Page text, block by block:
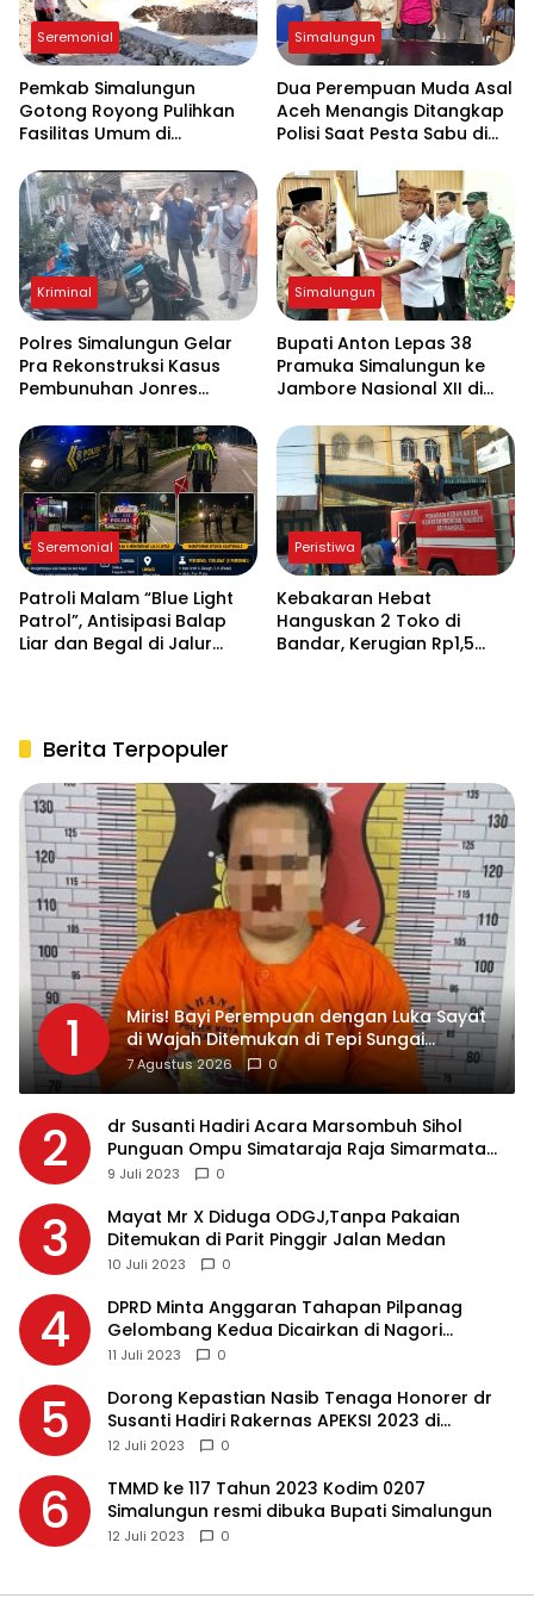
Seremonial
Pemkab Simalungun
Gotong Royong Pulihkan
Fasilitas Umum di
Simalungun
Dua Perempuan Muda Asal
Aceh Menangis Ditangkap
Polisi Saat Pesta Sabu di
Kriminal
Polres Simalungun Gelar
Pra Rekonstruksi Kasus
Pembunuhan Jonres
Simalungun
Bupati Anton Lepas 38
Pramuka Simalungun ke
Jambore Nasional XII di
Seremonial
Patroli Malam “Blue Light
Patrol”, Antisipasi Balap
Liar dan Begal di Jalur
Peristiwa
Kebakaran Hebat
Hanguskan 2 Toko di
Bandar, Kerugian Rp1,5
Berita Terpopuler
1
Miris! Bayi Perempuan dengan Luka Sayat
di Wajah Ditemukan di Tepi Sungai
Asahan, Diduga Dibuang Ibu Kandungnya
7 Agustus 2026 0
2
dr Susanti Hadiri Acara Marsombuh Sihol
Punguan Ompu Simataraja Raja Simarmata
Dohot Boruna Kota Siantar
9 Juli 2023 0
3
Mayat Mr X Diduga ODGJ,Tanpa Pakaian
Ditemukan di Parit Pinggir Jalan Medan
10 Juli 2023 0
4
DPRD Minta Anggaran Tahapan Pilpanag
Gelombang Kedua Dicairkan di Nagori
Masing-masing, Ini Alasannya…
11 Juli 2023 0
5
Dorong Kepastian Nasib Tenaga Honorer dr
Susanti Hadiri Rakernas APEKSI 2023 di
Makassar
12 Juli 2023 0
6
TMMD ke 117 Tahun 2023 Kodim 0207
Simalungun resmi dibuka Bupati Simalungun
12 Juli 2023 0